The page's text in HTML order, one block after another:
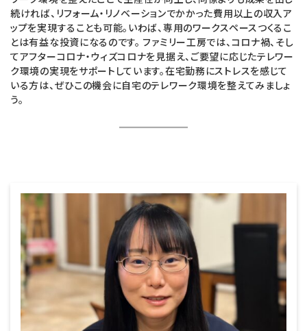
続ければ、リフォーム・リノベーションでかかった費用以上の収入ア
ップを実現することも可能。いわば、専用のワークスペースつくるこ
とは有益な投資になるのです。 ファミリー工房では、コロナ禍、そし
てアフターコロナ・ウィズコロナを見据え、ご要望に応じたテレワー
ク環境の実現をサポートしています。在宅勤務にストレスを感じて
いる方は、ぜひこの機会に自宅のテレワーク環境を整えてみましょ
う。